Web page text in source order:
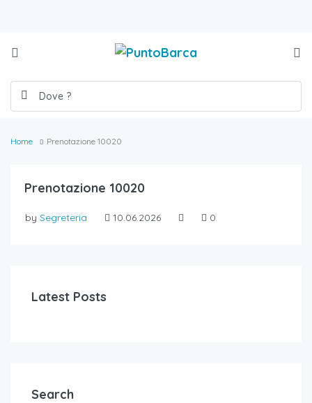
Home Prenotazione 10020
Prenotazione 10020
by Segreteria 10.06.2026 0
Latest Posts
Search